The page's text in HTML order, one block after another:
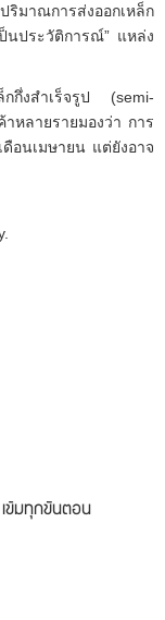
ริมาณการส่งออกเหล็ก
นประวัติการณ์” แหล่ง
กกึ่งสำเร็จรูป (semi-
หลายรายมองว่า การ
อนเมษายน แต่ยังอาจ
ข้มทุกขั้นตอน